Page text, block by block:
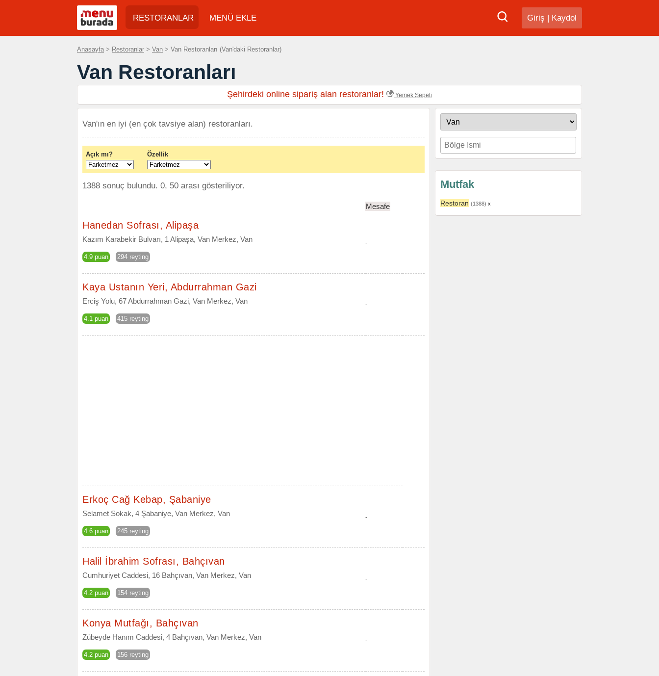
Giriş | Kaydol
RESTORANLAR MENÜ EKLE
Anasayfa > Restoranlar > Van > Van Restoranları (Van'daki Restoranlar)
Van Restoranları
Şehirdeki online sipariş alan restoranlar! Yemek Sepeti
Mutfak
Restoran (1388) x
Van'ın en iyi (en çok tavsiye alan) restoranları.
Açık mı? Özellik
1388 sonuç bulundu. 0, 50 arası gösteriliyor.
Mesafe
Hanedan Sofrası, Alipaşa
Kazım Karabekir Bulvarı, 1 Alipaşa, Van Merkez, Van
4.9 puan 294 reyting
-
Kaya Ustanın Yeri, Abdurrahman Gazi
Erciş Yolu, 67 Abdurrahman Gazi, Van Merkez, Van
4.1 puan 415 reyting
-
Erkoç Cağ Kebap, Şabaniye
Selamet Sokak, 4 Şabaniye, Van Merkez, Van
4.6 puan 245 reyting
-
Halil İbrahim Sofrası, Bahçıvan
Cumhuriyet Caddesi, 16 Bahçıvan, Van Merkez, Van
4.2 puan 154 reyting
-
Konya Mutfağı, Bahçıvan
Zübeyde Hanım Caddesi, 4 Bahçıvan, Van Merkez, Van
4.2 puan 156 reyting
-